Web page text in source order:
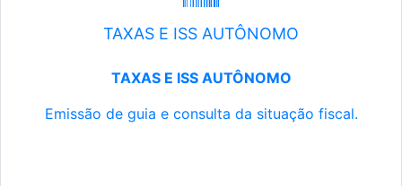
TAXAS E ISS AUTÔNOMO
TAXAS E ISS AUTÔNOMO
Emissão de guia e consulta da situação fiscal.